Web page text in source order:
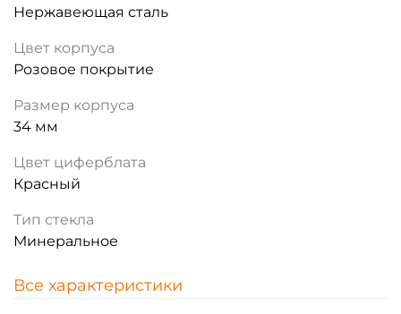
Нержавеющая сталь
Цвет корпуса
Розовое покрытие
Размер корпуса
34 мм
Цвет циферблата
Красный
Тип стекла
Минеральное
Все характеристики